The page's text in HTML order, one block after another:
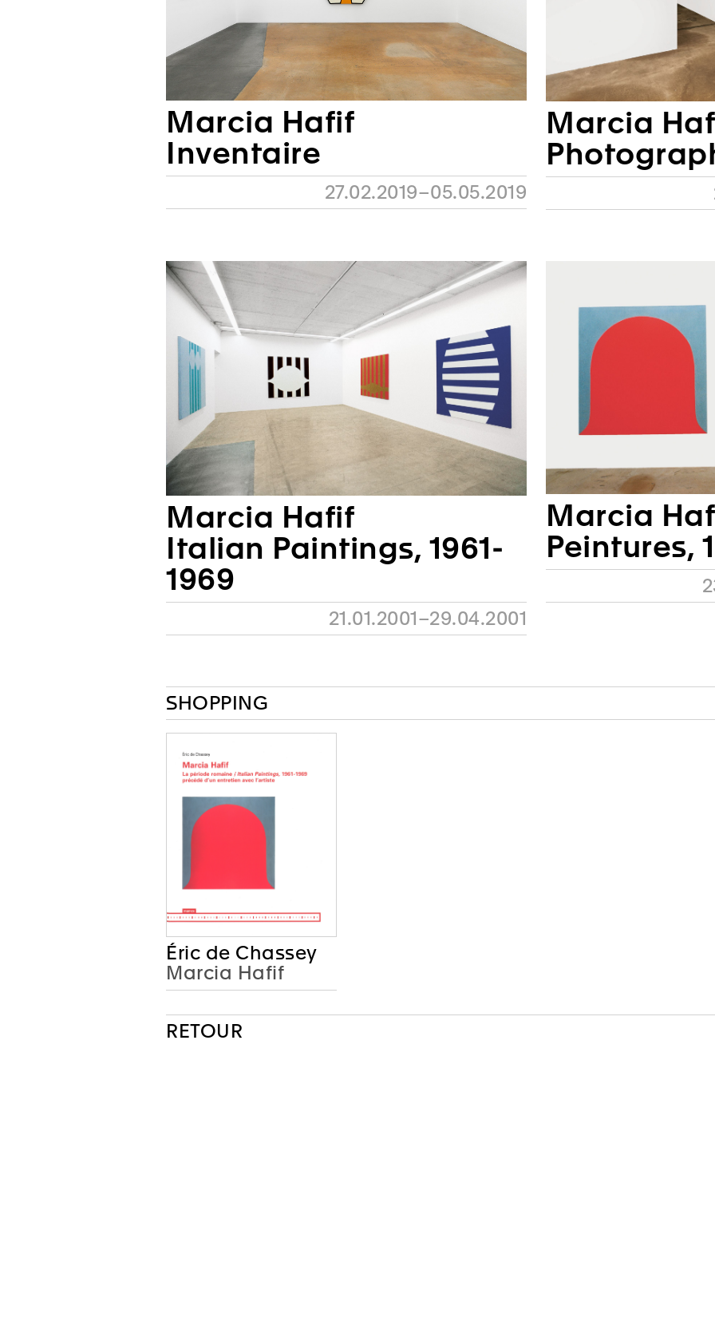
Marcia Hafif
Inventaire
27.02.2019–05.05.2019
Marcia
Marcia Hafif
Italian Paintings, 1961-
1969
21.01.2001–29.04.2001
Marcia
Peintures,
SHOPPING
Éric de Chassey
Marcia Hafif
RETOUR